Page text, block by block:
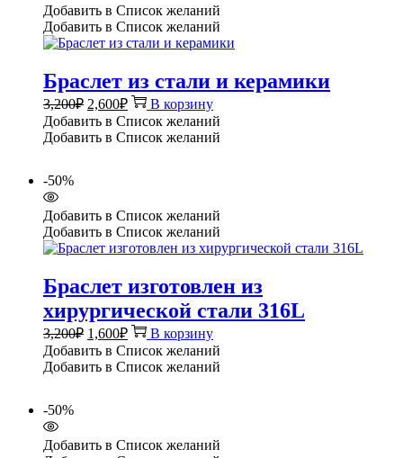
Добавить в Список желаний
Добавить в Список желаний
Браслет из стали и керамики
3,200₽ Первоначальная
цена
составляла
2,600₽Текущая
цена:
2,600₽.
В корзину
Добавить в Список желаний
Добавить в Список желаний
-50%
Добавить в Список желаний
Добавить в Список желаний
Браслет изготовлен из
хирургической стали 316L
3,200₽ Первоначальная
цена
составляла
1,600₽Текущая
цена:
1,600₽.
В корзину
Добавить в Список желаний
Добавить в Список желаний
-50%
Добавить в Список желаний